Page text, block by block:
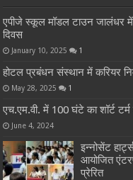
एपीजे स्कूल मॉडल टाउन जालंधर में
दिवस
January 10, 2025 1
होटल प्रबंधन संस्थान में करियर
May 28, 2025 1
एच.एम.वी. में 100 घंटे का शॉर्ट टर्म
June 4, 2024
इन्नोसेंट
आयोजित
प्रेरित